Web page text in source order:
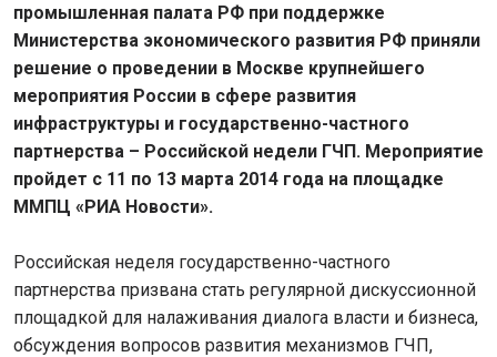
промышленная палата РФ при поддержке
Министерства экономического развития РФ приняли
решение о проведении в Москве крупнейшего
мероприятия России в сфере развития
инфраструктуры и государственно-частного
партнерства – Российской недели ГЧП. Мероприятие
пройдет с 11 по 13 марта 2014 года на площадке
ММПЦ «РИА Новости».
Российская неделя государственно-частного
партнерства призвана стать регулярной дискуссионной
площадкой для налаживания диалога власти и бизнеса,
обсуждения вопросов развития механизмов ГЧП,